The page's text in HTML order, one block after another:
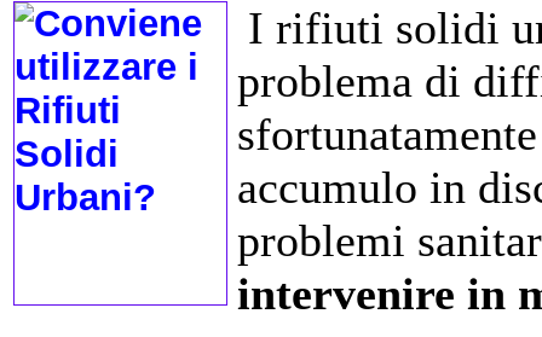
I rifiuti solidi
problema di
accumulo in
problemi
intervenire in